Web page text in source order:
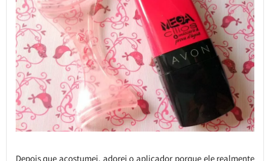
Depois que acostumei, adorei o aplicador porque ele realmente